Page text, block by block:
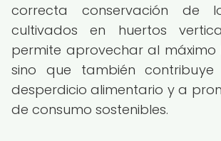
correcta conservación de
cultivados en huertos
permite aprovechar al máximo
sino que también
desperdicio alimentario y a
de consumo sostenibles.